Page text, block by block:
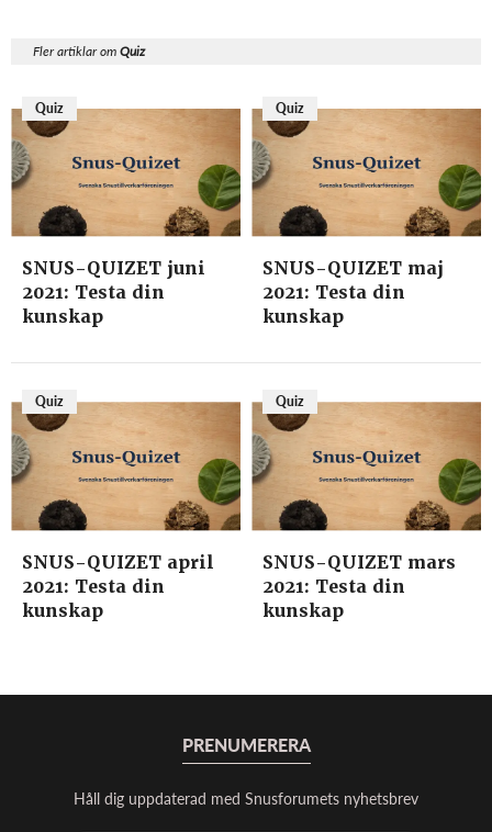
Fler artiklar omQuiz
Quiz
SNUS-QUIZET juni
2021: Testa din
kunskap
Quiz
SNUS-QUIZET maj
2021: Testa din
kunskap
Quiz
SNUS-QUIZET april
2021: Testa din
kunskap
Quiz
SNUS-QUIZET mars
2021: Testa din
kunskap
PRENUMERERA
Håll dig uppdaterad med Snusforumets nyhetsbrev